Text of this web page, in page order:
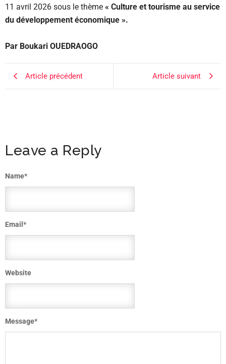
11 avril 2026 sous le thème « Culture et tourisme au service
du développement économique ».
Par Boukari OUEDRAOGO
Article précédent Article suivant
Leave a Reply
Message*
Name*
Email *
Website